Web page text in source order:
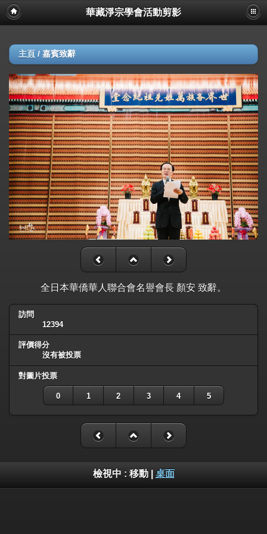
華藏淨宗學會活動剪影
主頁 / 嘉賓致辭
全日本華僑華人聯合會名譽會長 顏安 致辭。
訪問
12394
評價得分
沒有被投票
對圖片投票
0 1 2 3 4 5
檢視中 : 移動| 桌面